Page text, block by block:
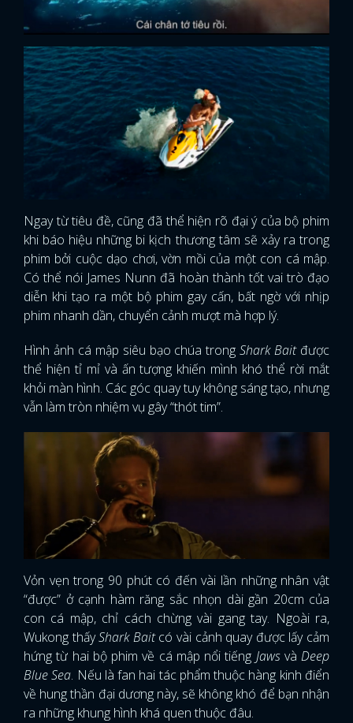
Ngay từ tiêu đề, cũng đã thể hiện rõ đại ý của bộ phim
khi báo hiệu những bi kịch thương tâm sẽ xảy ra trong
phim bởi cuộc dạo chơi, vờn mồi của một con cá mập.
Có thể nói James Nunn đã hoàn thành tốt vai trò đạo
diễn khi tạo ra một bộ phim gay cấn, bất ngờ với nhịp
phim nhanh dần, chuyển cảnh mượt mà hợp lý.
Hình ảnh cá mập siêu bạo chúa trongShark Bait được
thể hiện tỉ mỉ và ấn tượng khiến mình khó thể rời mắt
khỏi màn hình. Các góc quay tuy không sáng tạo, nhưng
vẫn làm tròn nhiệm vụ gây “thót tim”.
Vỏn vẹn trong 90 phút có đến vài lần những nhân vật
“được” ở cạnh hàm răng sắc nhọn dài gần 20cm của
con cá mập, chỉ cách chừng vài gang tay. Ngoài ra,
Wukong thấyShark Baitcó vài cảnh quay được lấy cảm
hứng từ hai bộ phim về cá mập nổi tiếng Jawsvà Deep
Blue Sea. Nếu là fan hai tác phẩm thuộc hàng kinh điển
về hung thần đại dương này, sẽ không khó để bạn nhận
ra những khung hình khá quen thuộc đâu.